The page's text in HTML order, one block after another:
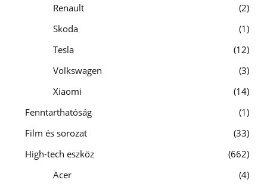
Renault
2
Skoda
1
Tesla
12
Volkswagen
3
Xiaomi
14
Fenntarthatóság
1
Film és sorozat
33
High-tech eszköz
662
Acer
4